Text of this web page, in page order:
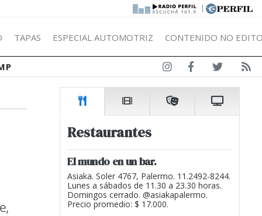
|
TAPAS ESPECIAL AUTOMOTRIZ CONTENIDO NO
Restaurantes
El mundo en un bar.
Asiaka. Soler 4767, Palermo. 11.2492-8244.
Lunes a sábados de 11.30 a 23.30 horas.
Domingos cerrado. @asiakapalermo.
Precio promedio: $ 17.000.